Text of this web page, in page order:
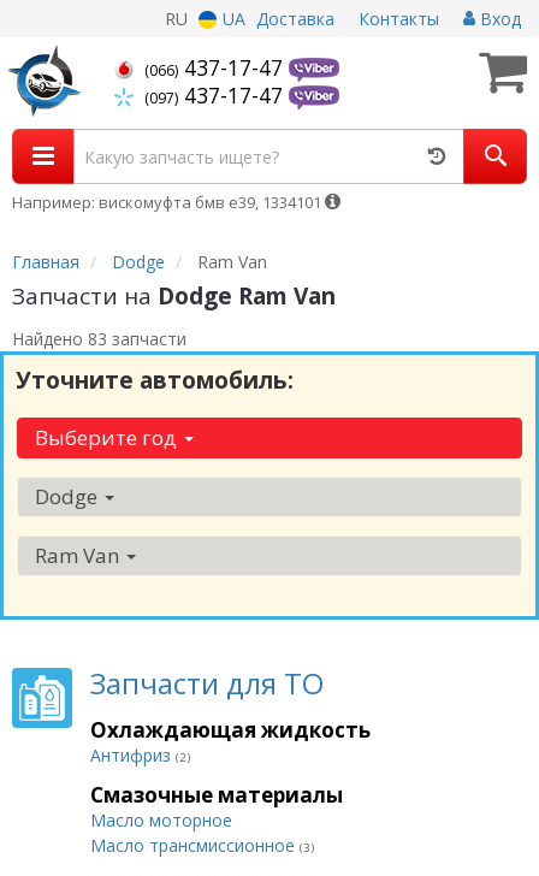
RU UA Доставка Контакты Вход
(066) 437-17-47
(097) 437-17-47
Например: вискомуфта бмв е39, 1334101
Главная Dodge Ram Van
Запчасти на Dodge Ram Van
Найдено 83 запчасти
Уточните автомобиль:
Выберите год
Dodge
Ram Van
Запчасти для ТО
Охлаждающая жидкость
Антифриз (2)
Смазочные материалы
Масло моторное
Масло трансмиссионное (3)